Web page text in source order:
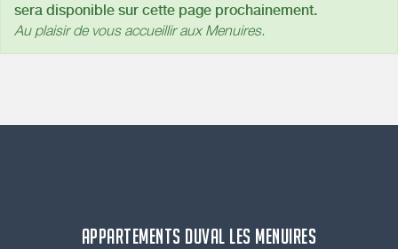
sera disponible sur cette page prochainement.
Au plaisir de vous accueillir aux Menuires.
APPARTEMENTS DUVAL LES MENUIRES